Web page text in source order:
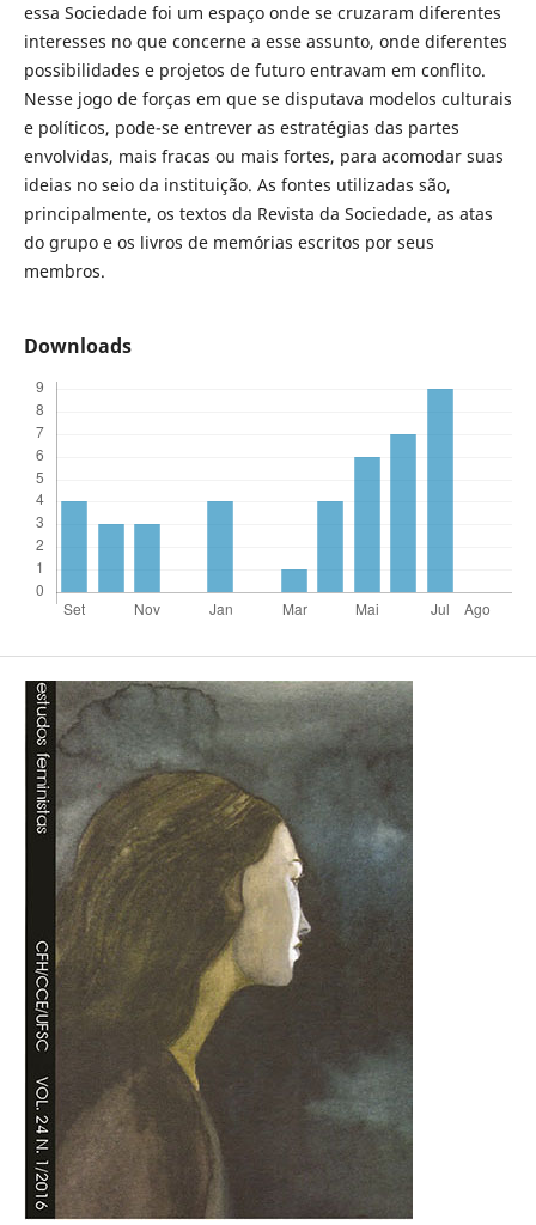
essa Sociedade foi um espaço onde se cruzaram diferentes
interesses no que concerne a esse assunto, onde diferentes
possibilidades e projetos de futuro entravam em conflito.
Nesse jogo de forças em que se disputava modelos culturais
e políticos, pode-se entrever as estratégias das partes
envolvidas, mais fracas ou mais fortes, para acomodar suas
ideias no seio da instituição. As fontes utilizadas são,
principalmente, os textos da Revista da Sociedade, as atas
do grupo e os livros de memórias escritos por seus
membros.
Downloads